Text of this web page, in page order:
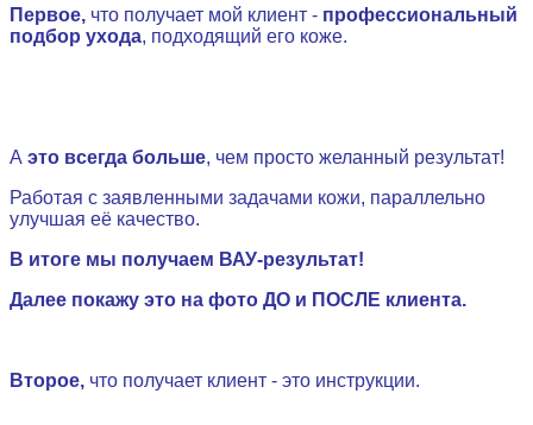
Первое, что получает мой клиент - профессиональный
подбор ухода, подходящий его коже.
А это всегда больше, чем просто желанный результат!
Работая с заявленными задачами кожи, параллельно
улучшая её качество.
В итоге мы получаем ВАУ-результат!
Далее покажу это на фото ДО и ПОСЛЕ клиента.
Второе, что получает клиент - это инструкции.